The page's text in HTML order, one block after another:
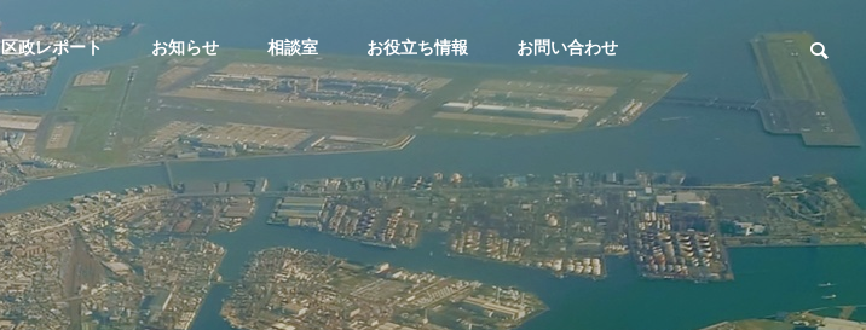
区政レポート お知らせ 相談室 お役立ち情報 お問い合わせ
BASIC PRINCIPLE
基本理念
THREE PROMISES
３つのお約束
大田区議会質疑